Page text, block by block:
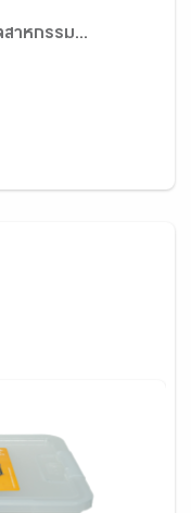
สาหกรรม...